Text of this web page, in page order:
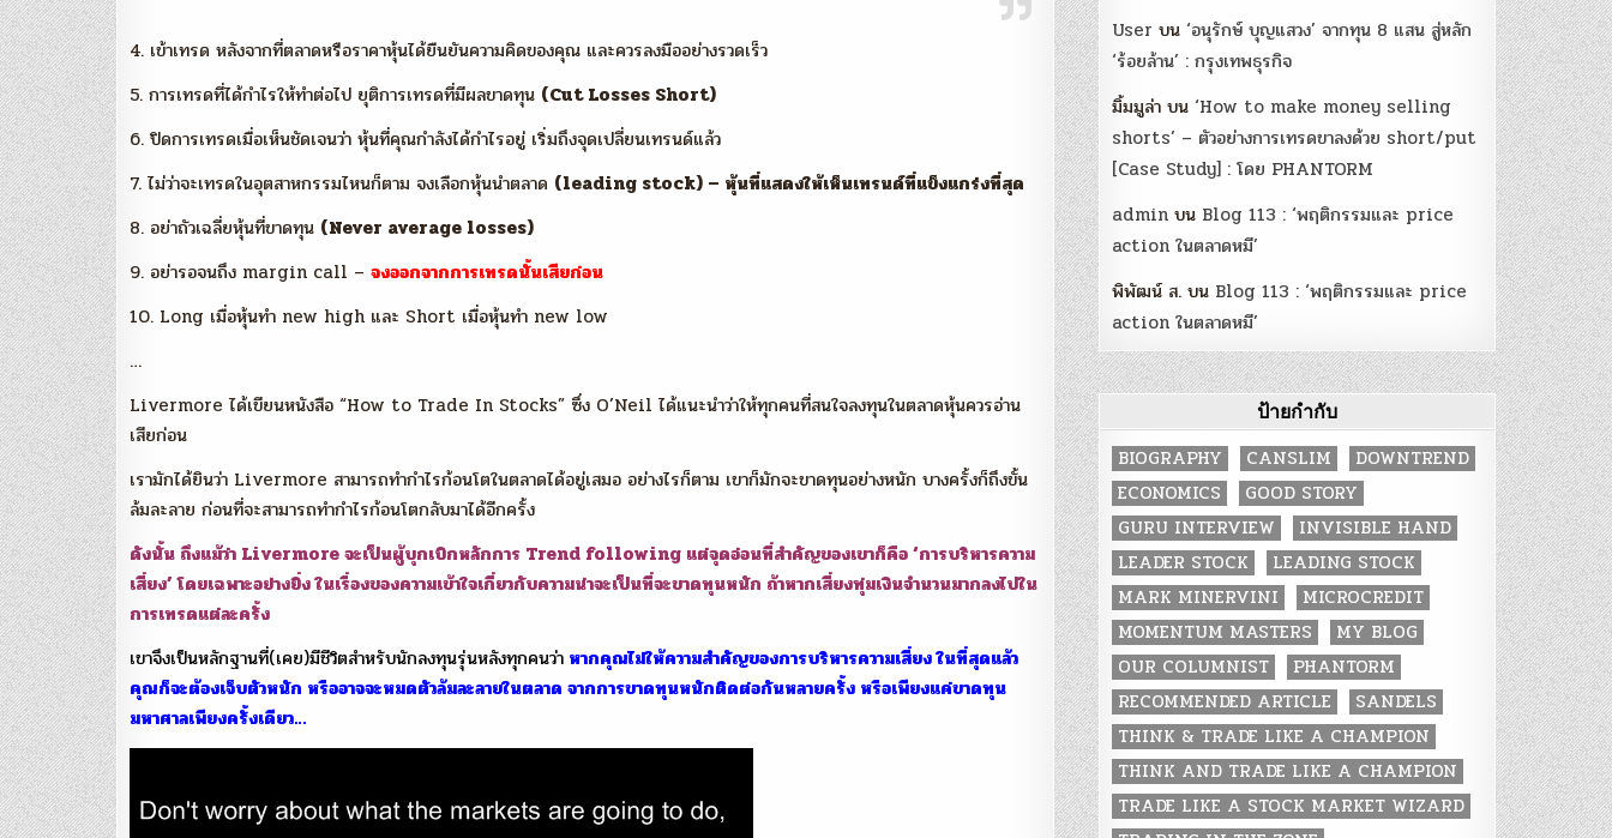
4. เข้าเทรด หลังจากที่ตลาดหรือราคาหุ้นได้ยืนยันความคิดของคุณ และควรลงมืออย่างรวดเร็ว
5. การเทรดที่ได้กำไรให้ทำต่อไป ยุติการเทรดที่มีผลขาดทุน (Cut Losses Short)
6. ปิดการเทรดเมื่อเห็นชัดเจนว่า หุ้นที่คุณกำลังได้กำไรอยู่ เริ่มถึงจุดเปลี่ยนเทรนด์แล้ว
7. ไม่ว่าจะเทรดในอุตสาหกรรมไหนก็ตาม จงเลือกหุ้นนำตลาด (leading stock) – หุ้นที่แสดงให้เห็นเทรนด์ที่แข็งแกร่งที่สุด
8. อย่าถัวเฉลี่ยหุ้นที่ขาดทุน (Never average losses)
9. อย่ารอจนถึง margin call – จงออกจากการเทรดนั้นเสียก่อน
10. Long เมื่อหุ้นทำ new high และ Short เมื่อหุ้นทำ new low
…
Livermore ได้เขียนหนังสือ “How to Trade In Stocks” ซึ่ง O’Neil ได้แนะนำว่าให้ทุกคนที่สนใจลงทุนในตลาดหุ้นควรอ่าน
เสียก่อน
เรามักได้ยินว่า Livermore สามารถทำกำไรก้อนโตในตลาดได้อยู่เสมอ อย่างไรก็ตาม เขาก็มักจะขาดทุนอย่างหนัก บางครั้งก็ถึงขั้น
ล้มละลาย ก่อนที่จะสามารถทำกำไรก้อนโตกลับมาได้อีกครั้ง
ดังนั้น ถึงแม้ว่า Livermore จะเป็นผู้บุกเบิกหลักการ Trend following แต่จุดอ่อนที่สำคัญของเขาก็คือ ‘การบริหารความ
เสี่ยง’ โดยเฉพาะอย่างยิ่ง ในเรื่องของความเข้าใจเกี่ยวกับความน่าจะเป็นที่จะขาดทุนหนัก ถ้าหากเสี่ยงทุ่มเงินจำนวนมากลงไปใน
การเทรดแต่ละครั้ง
เขาจึงเป็นหลักฐานที่(เคย)มีชีวิตสำหรับนักลงทุนรุ่นหลังทุกคนว่า หากคุณไม่ให้ความสำคัญของการบริหารความเสี่ยง ในที่สุดแล้ว
คุณก็จะต้องเจ็บตัวหนัก หรืออาจจะหมดตัวล้มละลายในตลาด จากการขาดทุนหนักติดต่อกันหลายครั้ง หรือเพียงแค่ขาดทุน
มหาศาลเพียงครั้งเดียว…
User บน‘อนุรักษ์ บุญแสวง’ จากทุน 8 แสน สู่หลัก
‘ร้อยล้าน’ : กรุงเทพธุรกิจ
มิ้มมูล่า บน‘How to make money selling
shorts’ – ตัวอย่างการเทรดขาลงด้วย short/put
[Case Study] : โดย PHANTORM
admin บน Blog 113 : ‘พฤติกรรมและ price
action ในตลาดหมี’
พิพัฒน์ ส. บน Blog 113 : ‘พฤติกรรมและ price
action ในตลาดหมี’
ป้ายกำกับ
BIOGRAPHY CANSLIM
DOWNTREND
ECONOMICS
GOOD STORY
GURU INTERVIEW
INVISIBLE HAND
LEADER STOCK
LEADING STOCK
MARK MINERVINI
MICROCREDIT
MOMENTUM MASTERS
MY BLOG
OUR COLUMNIST
PHANTORM
RECOMMENDED ARTICLE
SANDELS
THINK & TRADE LIKE A CHAMPION
THINK AND TRADE LIKE A CHAMPION
TRADE LIKE A STOCK MARKET WIZARD